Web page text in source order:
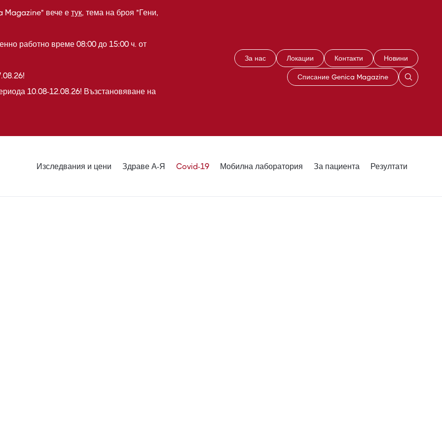
Magazine" вече е тук, тема на броя "Гени,
работно време 08:00 до 15:00 ч. от
10.08-12.08.26! Възстановяване на
За нас Локации Контакти Новини
Списание Genica Magazine
Изследвания и цени Здраве А-Я Covid-19 Мобилна лаборатория За пациента Резултати